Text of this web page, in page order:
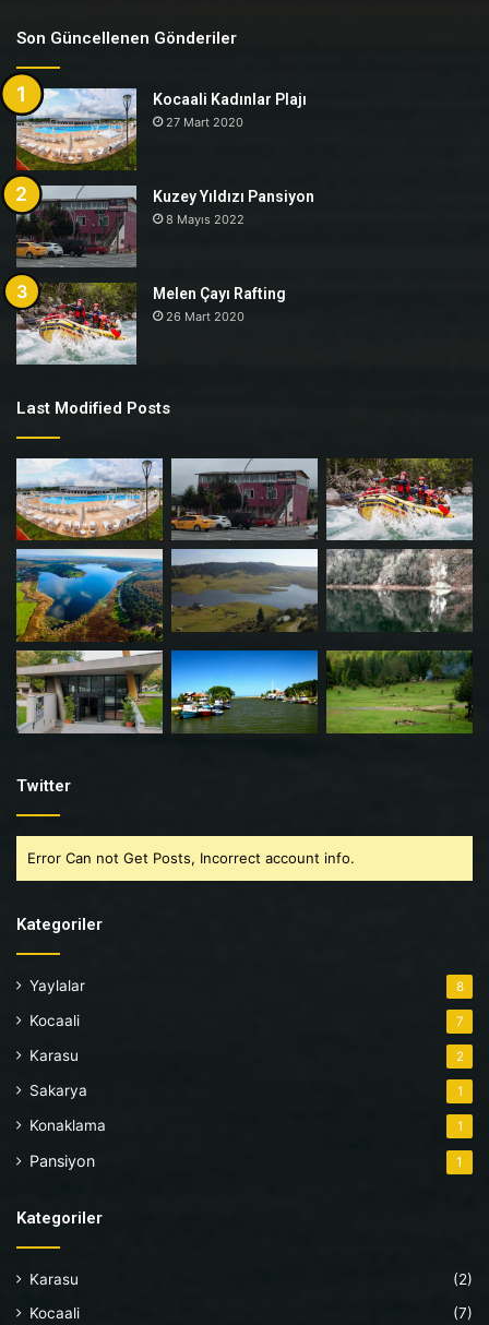
Son Güncellenen Gönderiler
Kocaali Kadınlar Plajı
27 Mart 2020
Kuzey Yıldızı Pansiyon
8 Mayıs 2022
Melen Çayı Rafting
26 Mart 2020
Last Modified Posts
Twitter
Error Can not Get Posts, Incorrect account info.
Kategoriler
Yaylalar 8
Kocaali 7
Karasu 2
Sakarya 1
Konaklama 1
Pansiyon 1
Kategoriler
Karasu
(2)
Kocaali
(7)